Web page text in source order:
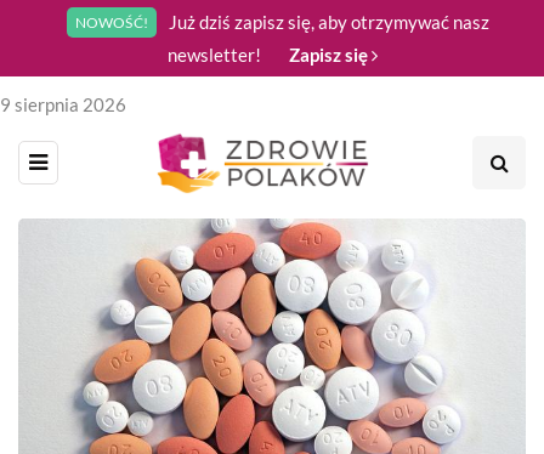
NOWOŚĆ!
Już dziś zapisz się, aby otrzymywać nasz
newsletter!
Zapisz się
9 sierpnia 2026